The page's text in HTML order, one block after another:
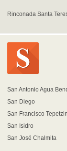
Rinconada Santa
San Antonio Agua
San Diego
San Francisco
San Isidro
San José Chalmita